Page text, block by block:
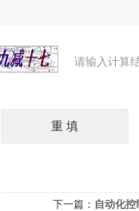
请输入计算
下一篇： 自动化控